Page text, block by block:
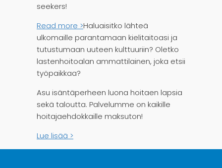
seekers!
Read more >Haluaisitko lähteä
ulkomaille parantamaan kielitaitoasi ja
tutustumaan uuteen kulttuuriin? Oletko
lastenhoitoalan ammattilainen, joka etsii
työpaikkaa?
Asu isäntäperheen luona hoitaen lapsia
sekä taloutta. Palvelumme on kaikille
hoitajaehdokkaille maksuton!
Lue lisää >